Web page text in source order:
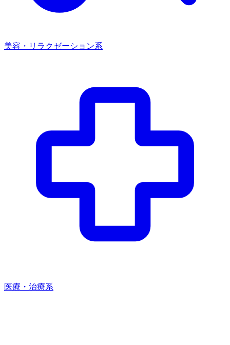
美容・リラクゼーション系
医療・治療系